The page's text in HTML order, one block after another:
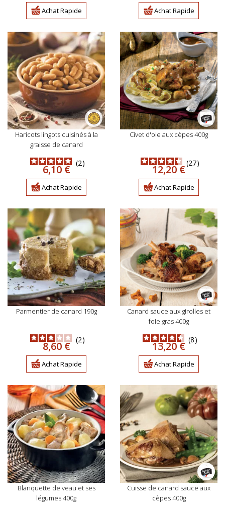
Achat Rapide Achat Rapide
haricots lingots cuisinés à la
graisse de canard
2
Prix
6,10 €
Achat Rapide
civet d'oie aux cèpes 400g
27
Prix
12,20 €
Achat Rapide
parmentier de canard 190g
2
Prix
8,60 €
Achat Rapide
canard sauce aux girolles et
foie gras 400g
8
Prix
13,20 €
Achat Rapide
blanquette de veau et ses
légumes 400g
cuisse de canard sauce aux
cèpes 400g